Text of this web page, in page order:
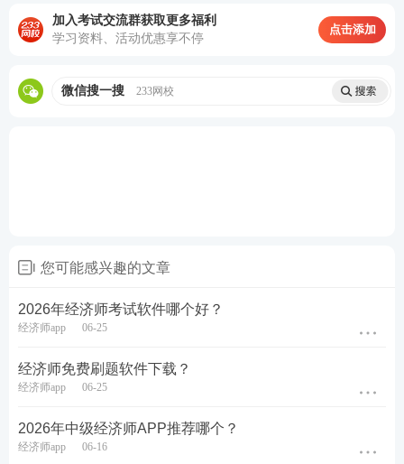
（三）配套辅助学习功能，降低自主复习难度
1、每道习题搭配完整文字解析，拆解正确作答逻辑，
视频讲解，文字理解困难时可直观梳理考点；
目，可咨询教研助教解答。
不同基础考生，如何用好 233 经济师题库？
零基础
核心目标：搭建完整知识框架，吃透基础考点
加入考试交流群获取更多福利
学习资料、活动优惠享不停
点击添加
微信搜一搜 233网校
您可能感兴趣的文章
2026年经济师考试软件哪个好？
经济师app 06-25
经济师免费刷题软件下载？
经济师app 06-25
2026年中级经济师APP推荐哪个？
经济师app 06-16